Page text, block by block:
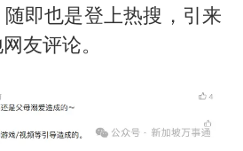
即也是登上热搜，引来
友评论。